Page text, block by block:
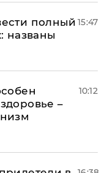
полный
названы
15:47
–
10:12